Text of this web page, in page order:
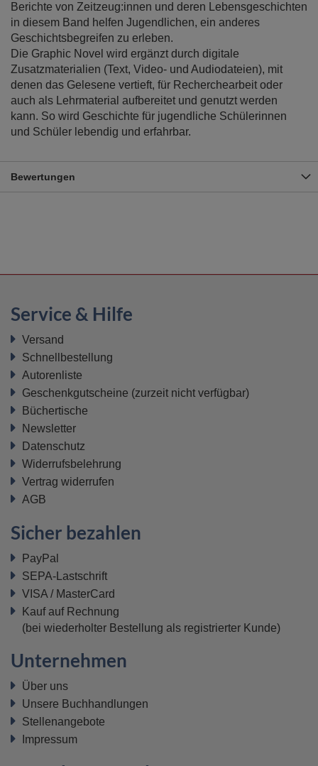
Berichte von Zeitzeug:innen und deren Lebensgeschichten
in diesem Band helfen Jugendlichen, ein anderes
Geschichtsbegreifen zu erleben.
Die Graphic Novel wird ergänzt durch digitale
Zusatzmaterialien (Text, Video- und Audiodateien), mit
denen das Gelesene vertieft, für Recherchearbeit oder
auch als Lehrmaterial aufbereitet und genutzt werden
kann. So wird Geschichte für jugendliche Schülerinnen
und Schüler lebendig und erfahrbar.
Bewertungen
Service & Hilfe
Versand
Schnellbestellung
Autorenliste
Geschenkgutscheine (zurzeit nicht verfügbar)
Büchertische
Newsletter
Datenschutz
Widerrufsbelehrung
Vertrag widerrufen
AGB
Sicher bezahlen
PayPal
SEPA-Lastschrift
VISA / MasterCard
Kauf auf Rechnung
(bei wiederholter Bestellung als registrierter Kunde)
Unternehmen
Über uns
Unsere Buchhandlungen
Stellenangebote
Impressum